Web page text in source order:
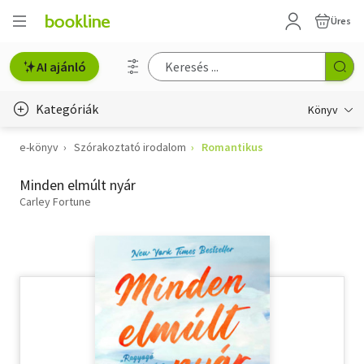
Üres
AI ajánló
Kategóriák Könyv
Életmód, egészség
Erotika
e-könyv Szórakoztató irodalom Romantikus
Minden elmúlt nyár
Carley Fortune